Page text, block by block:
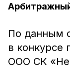
По данным
в конкурсе
ООО СК